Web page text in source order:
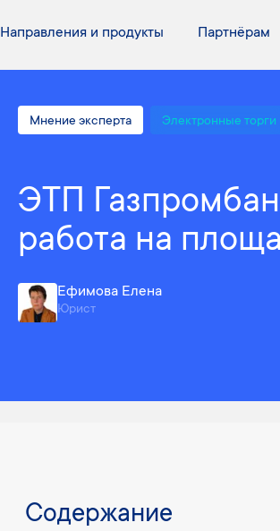
Направления и продукты Партнёрам
Мнение эксперта Электронные торги
ЭТП
работа на
Ефимова Елена
Юрист
Содержание